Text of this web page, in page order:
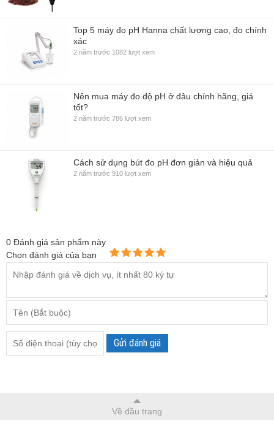
Top 5 máy đo pH Hanna chất lượng cao, đo chính
xác
2 năm trước 1082 lượt xem
Nên mua máy đo độ pH ở đâu chính hãng, giá
tốt?
2 năm trước 786 lượt xem
Cách sử dụng bút đo pH đơn giản và hiệu quả
2 năm trước 910 lượt xem
0 Đánh giá sản phẩm này
Chọn đánh giá của bạn
Gửi đánh giá
Về đầu trang